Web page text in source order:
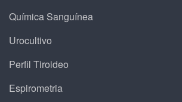
Química Sanguínea
Urocultivo
Perfil Tiroideo
Espirometria